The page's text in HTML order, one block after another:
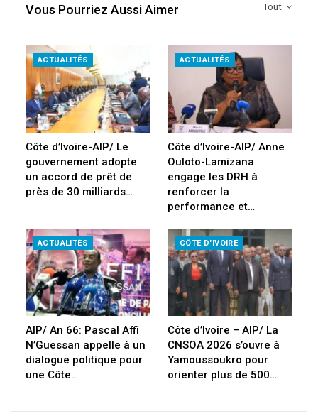
Tout
Vous Pourriez Aussi Aimer
ACTUALITÉS
Côte d’Ivoire-AIP/ Le
gouvernement adopte
un accord de prêt de
près de 30 milliards…
ACTUALITÉS
Côte d’Ivoire-AIP/ Anne
Ouloto-Lamizana
engage les DRH à
renforcer la
performance et…
ACTUALITÉS
AIP/ An 66: Pascal Affi
N’Guessan appelle à un
dialogue politique pour
une Côte…
CÔTE D'IVOIRE
Côte d’Ivoire – AIP/ La
CNSOA 2026 s’ouvre à
Yamoussoukro pour
orienter plus de 500…